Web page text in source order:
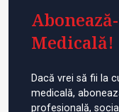
Medicală!
Dacă vrei să fii la
medicală,
profesională,